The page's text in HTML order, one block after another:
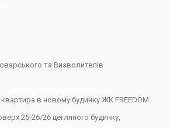
та Визволителів
квартира в новому будинку ЖК FREEDOM
25-26/26 цегляного будинку,